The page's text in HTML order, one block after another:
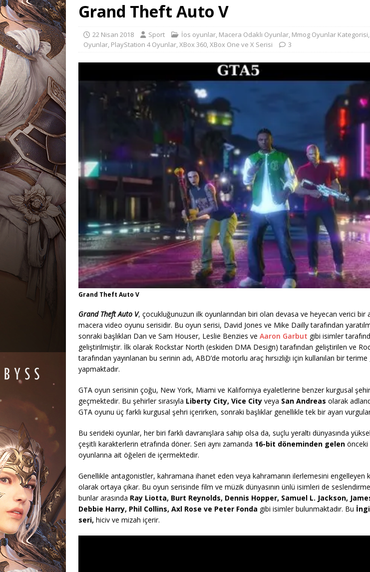
Grand Theft Auto V
22 Nisan 2018 Sport İos oyunlar, Macera Odaklı Oyunlar, Mmog Oyunlar Kategorisi,
Oyunlar, PlayStation 4 Oyunlar,XBox 360,XBox One ve X Serisi 3
Grand Theft Auto V
Grand Theft Auto V, çocukluğunuzun ilk oyunlarından biri olan devasa ve heyecan verici bir
macera video oyunu serisidir. Bu oyun serisi, David Jones ve Mike Dailly tarafından
sonraki başlıkları Dan ve Sam Houser, Leslie Benzies ve Aaron Garbut gibi isimler
geliştirilmiştir. İlk olarak Rockstar North (eskiden DMA Design) tarafından geliştirilen ve
tarafından yayınlanan bu serinin adı, ABD’de motorlu araç hırsızlığı için kullanılan bir
yapmaktadır.
GTA oyun serisinin çoğu, New York, Miami ve Kaliforniya eyaletlerine benzer kurgusal
geçmektedir. Bu şehirler sırasıyla Liberty City, Vice City veya San Andreas olarak
GTA oyunu üç farklı kurgusal şehri içerirken, sonraki başlıklar genellikle tek bir ayarı
Bu serideki oyunlar, her biri farklı davranışlara sahip olsa da, suçlu yeraltı dünyasında
çeşitli karakterlerin etrafında döner. Seri aynı zamanda 16-bit döneminden gelen önceki
oyunlarına ait öğeleri de içermektedir.
Genellikle antagonistler, kahramana ihanet eden veya kahramanın ilerlemesini engelleyen
olarak ortaya çıkar. Bu oyun serisinde film ve müzik dünyasının ünlü isimleri de seslendirme
bunlar arasında Ray Liotta, Burt Reynolds, Dennis Hopper, Samuel L. Jackson,
Debbie Harry, Phil Collins, Axl Rose ve Peter Fonda gibi isimler bulunmaktadır. Bu
seri, hiciv ve mizah içerir.